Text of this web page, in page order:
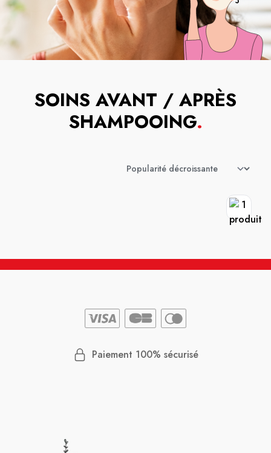
SOINS AVANT / APRÈS
SHAMPOOING.
Paiement 100% sécurisé